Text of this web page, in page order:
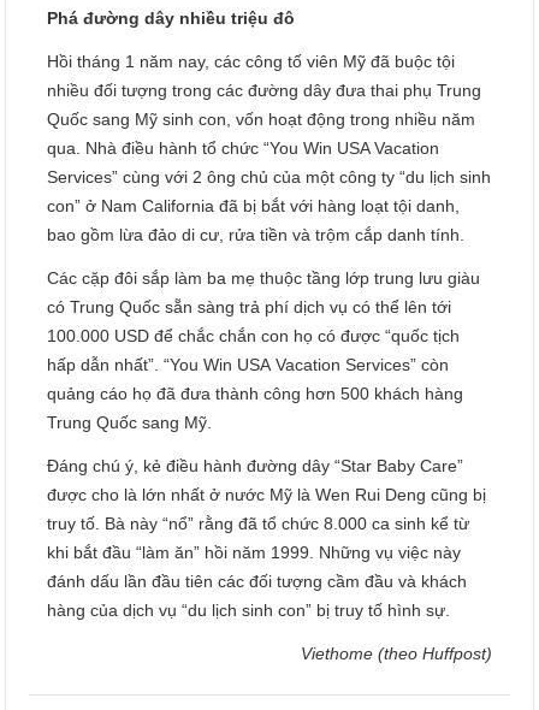
Phá đường dây nhiều triệu đô
Hồi tháng 1 năm nay, các công tố viên Mỹ đã buộc tội
nhiều đối tượng trong các đường dây đưa thai phụ Trung
Quốc sang Mỹ sinh con, vốn hoạt động trong nhiều năm
qua. Nhà điều hành tổ chức “You Win USA Vacation
Services” cùng với 2 ông chủ của một công ty “du lịch sinh
con” ở Nam California đã bị bắt với hàng loạt tội danh,
bao gồm lừa đảo di cư, rửa tiền và trộm cắp danh tính.
Các cặp đôi sắp làm ba mẹ thuộc tầng lớp trung lưu giàu
có Trung Quốc sẵn sàng trả phí dịch vụ có thể lên tới
100.000 USD để chắc chắn con họ có được “quốc tịch
hấp dẫn nhất”. “You Win USA Vacation Services” còn
quảng cáo họ đã đưa thành công hơn 500 khách hàng
Trung Quốc sang Mỹ.
Đáng chú ý, kẻ điều hành đường dây “Star Baby Care”
được cho là lớn nhất ở nước Mỹ là Wen Rui Deng cũng bị
truy tố. Bà này “nổ” rằng đã tổ chức 8.000 ca sinh kể từ
khi bắt đầu “làm ăn” hồi năm 1999. Những vụ việc này
đánh dấu lần đầu tiên các đối tượng cầm đầu và khách
hàng của dịch vụ “du lịch sinh con” bị truy tố hình sự.
Viethome (theo Huffpost)